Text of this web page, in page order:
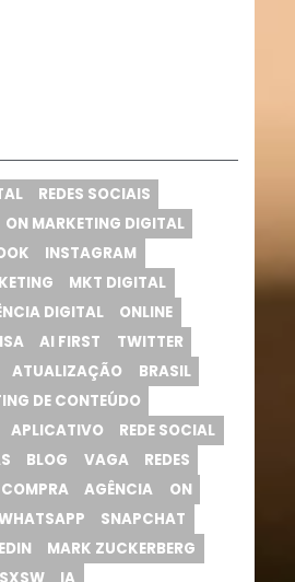
REDES SOCIAIS
ON MARKETING DIGITAL
INSTAGRAM
MKT DIGITAL
DIGITAL
ONLINE
AI FIRST
TWITTER
ATUALIZAÇÃO
BRASIL
DE CONTEÚDO
APLICATIVO
REDE SOCIAL
BLOG VAGA
REDES
COMPRA AGÊNCIA
ON
SNAPCHAT
MARK ZUCKERBERG
SXSW
IA